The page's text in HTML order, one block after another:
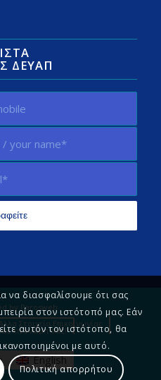
ΔΕΥΑΠ
by Parosweb
Άλλα Στοιχεία Επικοινωνίας
τη γνώμη σας!
να διασφαλίσουμε ότι σας
στον ιστότοπό μας. Εάν
αυτόν τον ιστότοπο, θα
με αυτό.
Πολιτική απορρήτου
English